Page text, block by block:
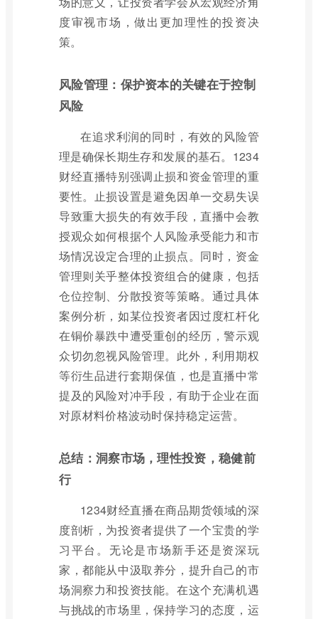
度审视市场，做出更加理性的投资决
策。
风险管理：保护资本的关键在于控制
风险
在追求利润的同时，有效的风险管
理是确保长期生存和发展的基石。1234
财经直播特别强调止损和资金管理的重
要性。止损设置是避免因单一交易失误
导致重大损失的有效手段，直播中会教
授观众如何根据个人风险承受能力和市
场情况设定合理的止损点。同时，资金
管理则关乎整体投资组合的健康，包括
仓位控制、分散投资等策略。通过具体
案例分析，如某位投资者因过度杠杆化
在铜价暴跌中遭受重创的经历，警示观
众切勿忽视风险管理。此外，利用期权
等衍生品进行套期保值，也是直播中常
提及的风险对冲手段，有助于企业在面
对原材料价格波动时保持稳定运营。
总结：洞察市场，理性投资，稳健前
行
1234财经直播在商品期货领域的深
度剖析，为投资者提供了一个宝贵的学
习平台。无论是市场新手还是资深玩
家，都能从中汲取养分，提升自己的市
场洞察力和投资技能。在这个充满机遇
与挑战的市场里，保持学习的态度，运